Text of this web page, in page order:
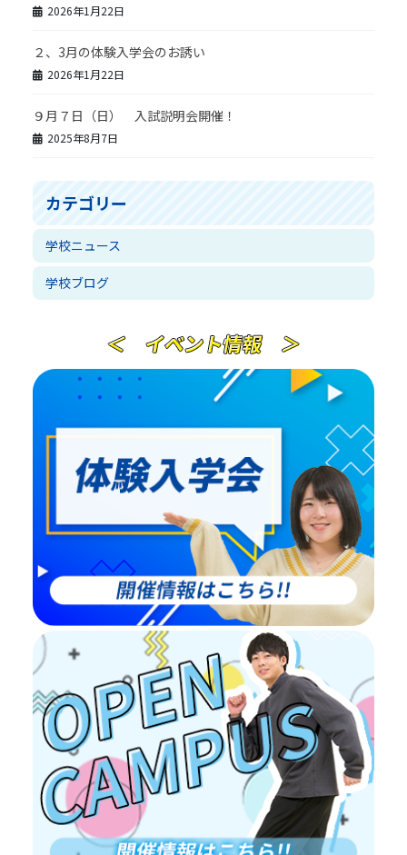
2026年1月22日
２、3月の体験入学会のお誘い
2026年1月22日
９月７日（日） 入試説明会開催！
2025年8月7日
カテゴリー
学校ニュース
学校ブログ